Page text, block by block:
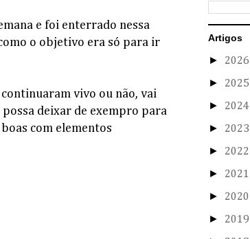
e foi enterrado nessa
o objetivo era só para ir
vivo ou não, vai
deixar de exempro para
com elementos
Artigos
► 2026
► 2025
► 2024
► 2023
► 2022
► 2021
► 2020
► 2019